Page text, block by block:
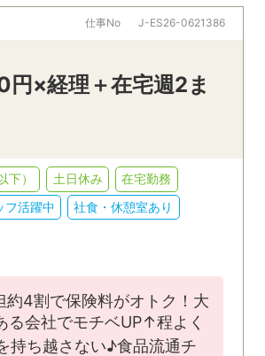
事務・その他オフィスワーク パソコン操
・総務
事務・海外営業事務
派遣スタッフ活躍中 朝ゆっくり
ACCESS WORD
POWERPOINT CAD
仕事No J-ES26-0621386
×経理＋在宅週2ま
） 土日休み
在宅勤務
フ活躍中
社食・休憩室あり
4割で保険料がオトク！大
会社でモチベUP↑程よく
ち越さない♪食品流通チ